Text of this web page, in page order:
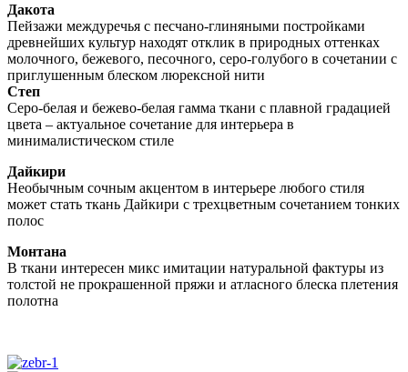
Дакота
Пейзажи междуречья с песчано-глиняными постройками
древнейших культур находят отклик в природных оттенках
молочного, бежевого, песочного, серо-голубого в сочетании с
приглушенным блеском люрексной нити
Степ
Серо-белая и бежево-белая гамма ткани с плавной градацией
цвета – актуальное сочетание для интерьера в
минималистическом стиле
Дайкири
Необычным сочным акцентом в интерьере любого стиля
может стать ткань Дайкири с трехцветным сочетанием тонких
полос
Монтана
В ткани интересен микс имитации натуральной фактуры из
толстой не прокрашенной пряжи и атласного блеска плетения
полотна